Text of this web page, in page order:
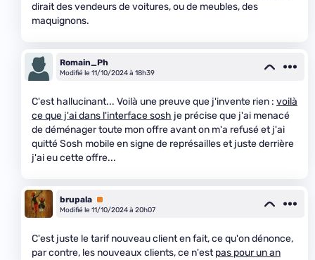
dirait des vendeurs de voitures, ou de meubles, des
maquignons.
Romain_Ph
Modifié le 11/10/2024 à 18h39
C'est hallucinant... Voilà une preuve que j'invente rien : voilà
ce que j'ai dans l'interface sosh je précise que j'ai menacé
de déménager toute mon offre avant on m'a refusé et j'ai
quitté Sosh mobile en signe de représailles et juste derrière
j'ai eu cette offre...
brupala Premium
Modifié le 11/10/2024 à 20h07
C'est juste le tarif nouveau client en fait, ce qu'on dénonce,
par contre, les nouveaux clients, ce n'estpas pour un an